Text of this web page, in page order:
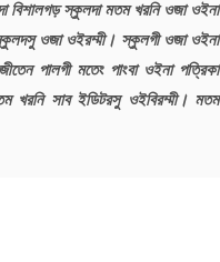
বিশালগড় স্কুলদা মতম খরনি ওজা ওইনা
ওজা ওইরম্মী। স্কুলগী ওজা ওইনা
পালগী মতেং পাংবা ওইনা পত্রিকা
খরনি সাব ইডিটরসু ওইবিরম্মী। মতম